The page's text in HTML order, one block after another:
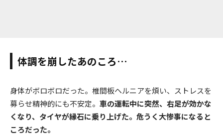
体調を崩したあのころ…
身体がボロボロだった。椎間板ヘルニアを煩い、ストレスを
募らせ精神的にも不安定。 車の運転中に突然、右足が効かな
くなり、タイヤが縁石に乗り上げた。危うく大惨事になると
ころだった。